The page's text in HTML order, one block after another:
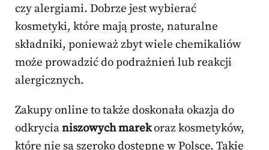
czy alergiami. Dobrze jest wybierać
kosmetyki, które mają proste, naturalne
składniki, ponieważ zbyt wiele chemikaliów
może prowadzić do podrażnień lub reakcji
alergicznych.
Zakupy online to także doskonała okazja do
odkrycianiszowych marekoraz kosmetyków,
które nie są szeroko dostępne w Polsce. Takie